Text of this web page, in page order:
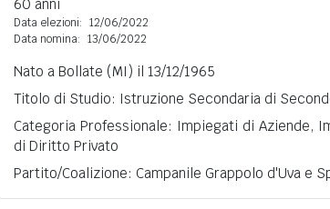
60 anni
Data elezioni: 12/06/2022
Data nomina: 13/06/2022
Nato a Bollate (MI) il 13/12/1965
Titolo di Studio: Istruzione Secondaria di
Categoria Professionale: Impiegati di Aziende,
di Diritto Privato
Partito/Coalizione: Campanile Grappolo d'Uva e